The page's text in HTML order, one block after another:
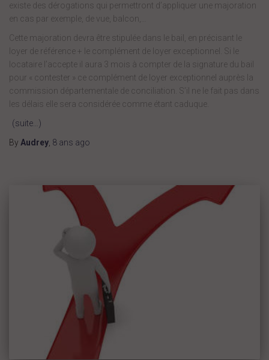
existe des dérogations qui permettront d’appliquer une majoration
en cas par exemple, de vue, balcon,…
Cette majoration devra être stipulée dans le bail, en précisant le
loyer de référence + le complément de loyer exceptionnel. Si le
locataire l’accepte il aura 3 mois à compter de la signature du bail
pour « contester » ce complément de loyer exceptionnel auprès la
commission départementale de conciliation. S’il ne le fait pas dans
les délais elle sera considérée comme étant caduque.
(suite…)
By Audrey, 8 ans ago